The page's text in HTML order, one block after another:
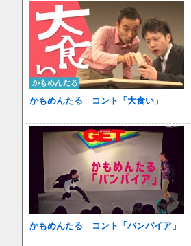
かもめんたる コント「大食い」
かもめんたる コント「バンパイア」